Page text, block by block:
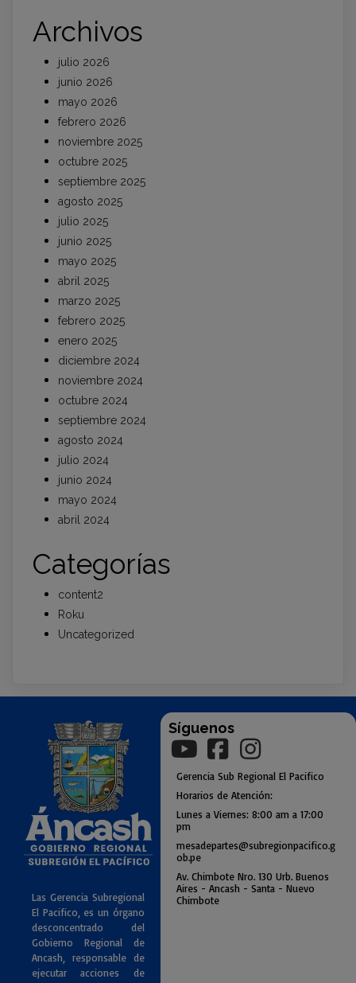
Archivos
julio 2026
junio 2026
mayo 2026
febrero 2026
noviembre 2025
octubre 2025
septiembre 2025
agosto 2025
julio 2025
junio 2025
mayo 2025
abril 2025
marzo 2025
febrero 2025
enero 2025
diciembre 2024
noviembre 2024
octubre 2024
septiembre 2024
agosto 2024
julio 2024
junio 2024
mayo 2024
abril 2024
Categorías
content2
Roku
Uncategorized
Las Gerencia Subregional
El Pacifico, es un órgano
desconcentrado del
Gobierno Regional de
Ancash, responsable de
ejecutar acciones de
Síguenos
Gerencia Sub Regional El Pacifico
Horarios de Atención:
Lunes a Viernes: 8:00 am a 17:00
pm
mesadepartes@subregionpacifico.g
ob.pe
Av. Chimbote Nro. 130 Urb. Buenos
Aires - Ancash - Santa - Nuevo
Chimbote